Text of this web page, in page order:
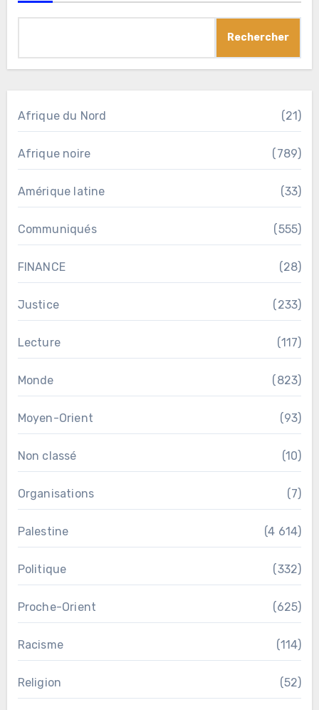
Rechercher
Afrique du Nord (21)
Afrique noire (789)
Amérique latine (33)
Communiqués (555)
FINANCE (28)
Justice (233)
Lecture (117)
Monde (823)
Moyen-Orient (93)
Non classé (10)
Organisations (7)
Palestine (4 614)
Politique (332)
Proche-Orient (625)
Racisme (114)
Religion (52)